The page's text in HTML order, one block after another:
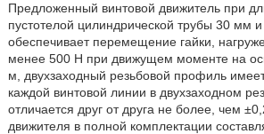
Предложенный винтовой движитель при
пустотелой цилиндрической трубы 30 мм
обеспечивает перемещение гайки,
менее 500 Н при движущем моменте на
м, двухзаходный резьбовой профиль
каждой винтовой линии в двухзаходном
отличается друг от друга не более, чем
движителя в полной комплектации